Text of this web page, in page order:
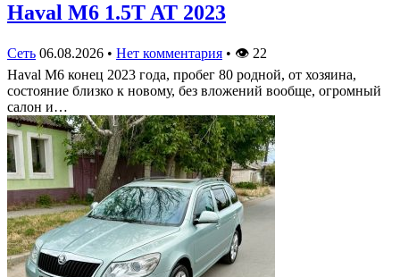
Haval M6 1.5T AT 2023
Сеть 06.08.2026 • Нет комментария • 👁 22
Haval M6 конец 2023 года, пробег 80 родной, от хозяина,
состояние близко к новому, без вложений вообще, огромный
салон и…